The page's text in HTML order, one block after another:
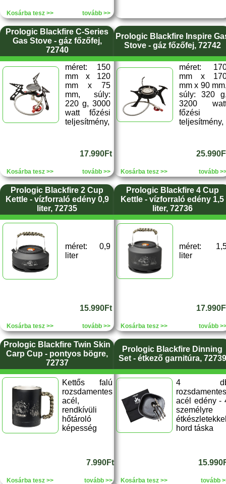
Kosárba tesz >> tovább >>
Prologic Blackfire C-Series
Gas Stove - gáz főzőfej,
72740
méret: 150
mm x 120
mm x 75
mm, súly:
220 g, 3000
watt főzési
teljesítmény,
17.990Ft
Kosárba tesz >> tovább >>
Prologic Blackfire Inspire
Stove - gáz főzőfej, 72742
méret:
mm x
mm x 90
súly: 320
3200
főzési
teljesítmény,
Kosárba tesz >> tovább
Prologic Blackfire 2 Cup
Kettle - vízforraló edény 0,9
liter, 72735
méret: 0,9
liter
15.990Ft
Kosárba tesz >> tovább >>
Prologic Blackfire 4 Cup
Kettle - vízforraló edény 1,5
liter, 72736
méret:
liter
Kosárba tesz >> tovább
Prologic Blackfire Twin Skin
Carp Cup - pontyos bögre,
72737
Kettős falú
rozsdamentes
acél,
rendkívüli
hőtároló
képesség
7.990Ft
Kosárba tesz >> tovább >>
Prologic Blackfire Dinning
Set - étkező garnitúra, 72739
4
rozsdamentes
acél edény -
személyre
hord táska
Kosárba tesz >> tovább